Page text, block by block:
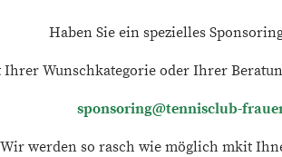
Haben Sie ein spezielles
Ihrer Wunschkategorie oder Ihrer
sponsoring@tennisclub-
Wir werden so rasch wie möglich mkit